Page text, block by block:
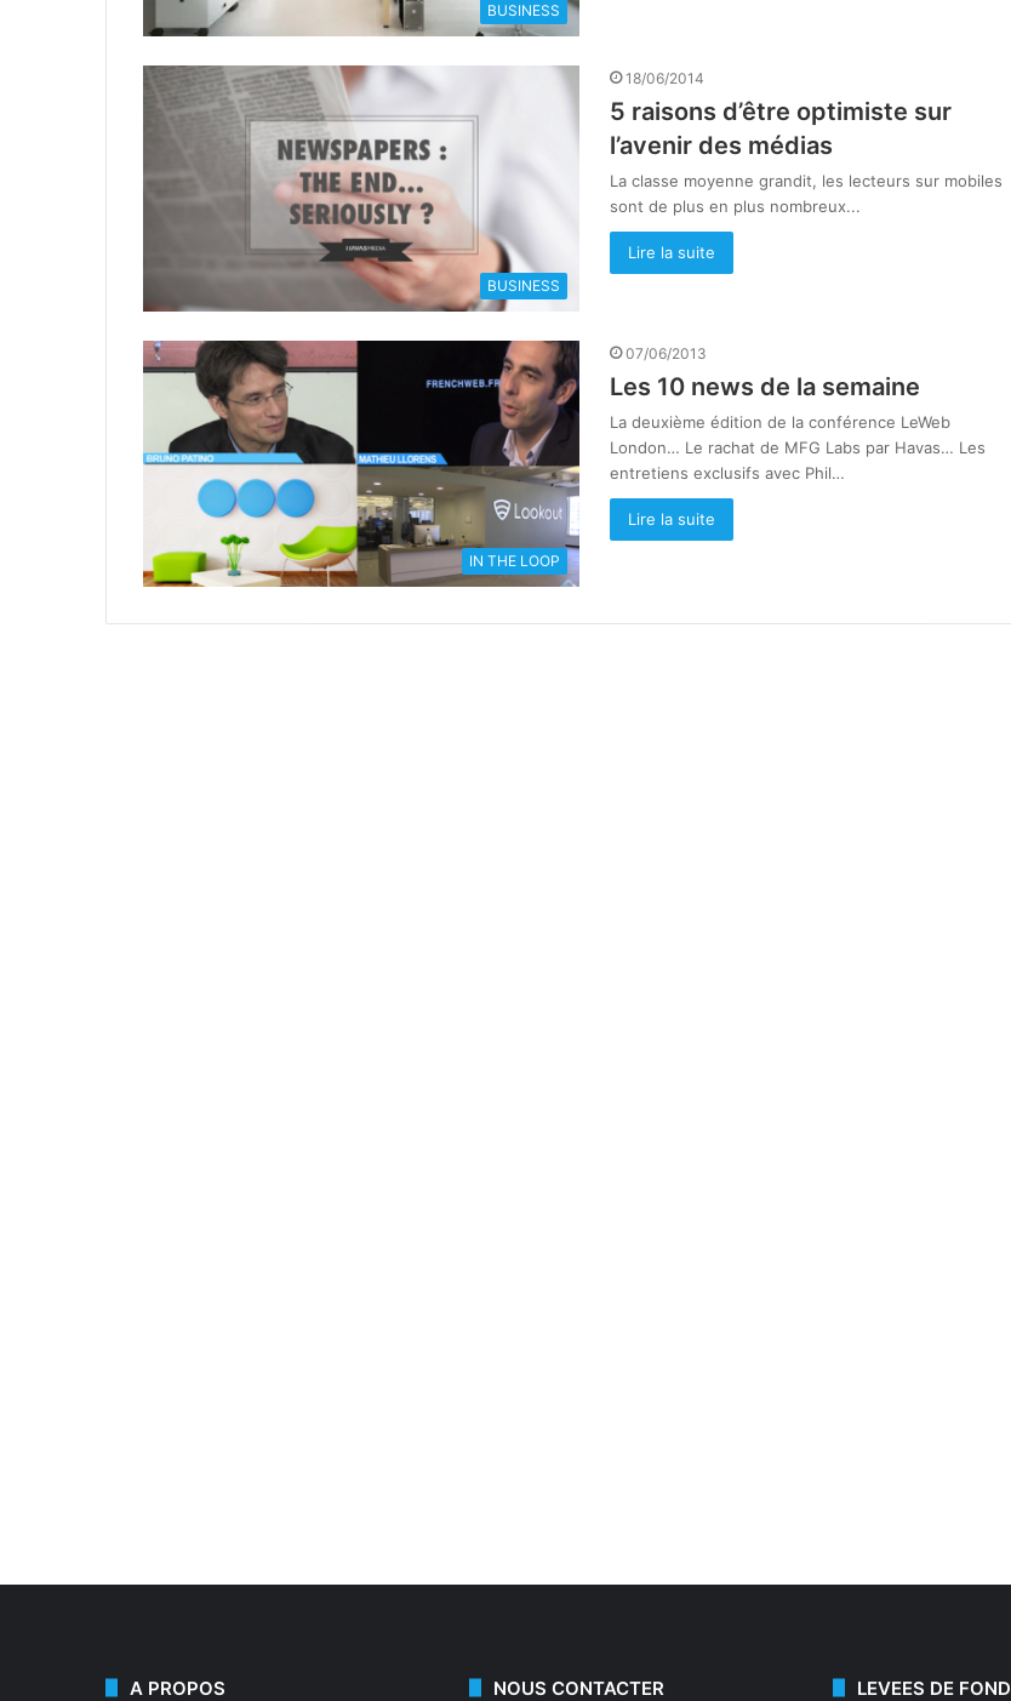
BUSINESS
BUSINESS
18/06/2014
5 raisons d’être optimiste sur
l’avenir des médias
La classe moyenne grandit, les lecteurs sur mobiles
sont de plus en plus nombreux...
Lire la suite
IN THE LOOP
07/06/2013
Les 10 news de la semaine
La deuxième édition de la conférence LeWeb
London… Le rachat de MFG Labs par Havas… Les
entretiens exclusifs avec Phil…
Lire la suite
A PROPOS NOUS CONTACTER LEVEES DE